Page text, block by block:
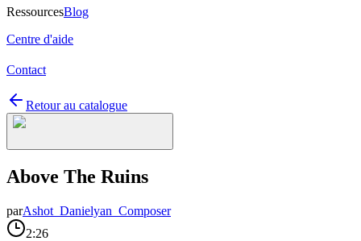
RessourcesBlog
Centre d'aide
Contact
Retour au catalogue
Above The Ruins
parAshot_Danielyan_Composer
2:26